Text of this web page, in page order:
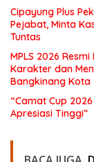
Cipayung Plus
Pejabat, Minta
Tuntas
MPLS 2026
Karakter dan
Bangkinang Kota
“Camat Cup
Apresiasi Tinggi”